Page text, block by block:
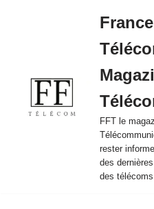
FFT le
rester
des
des